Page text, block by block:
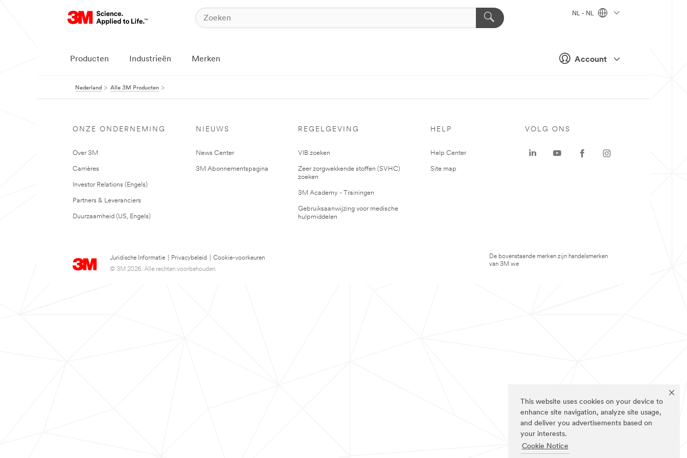
This website uses cookies on your device to
enhance site navigation, analyze site usage,
and deliver you advertisements based on
your interests.
Cookie Notice
Account
NL - NL
Producten Industrieën Merken
Nederland Alle 3M Producten
ONZE ONDERNEMING
Over 3M
Carrières
Investor Relations (Engels)
Partners & Leveranciers
Duurzaamheid (US, Engels)
NIEUWS
News Center
3M Abonnementspagina
REGELGEVING
VIB zoeken
Zeer zorgwekkende stoffen (SVHC)
zoeken
3M Academy - Trainingen
Gebruiksaanwijzing voor medische
hulpmiddelen
HELP
Help Center
Site map
Juridische Informatie Privacybeleid
Cookie-voorkeuren
© 3M 2026. Alle rechten voorbehouden.
VOLG ONS
De bovenstaande merken zijn handelsmerken
van 3M.we